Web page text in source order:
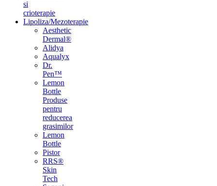
si
crioterapie
Lipoliza/Mezoterapie
Aesthetic
Dermal®
Alidya
Aqualyx
Dr.
Pen™
Lemon
Bottle
Produse
pentru
reducerea
grasimilor
Lemon
Bottle
Pistor
RRS®
Skin
Tech